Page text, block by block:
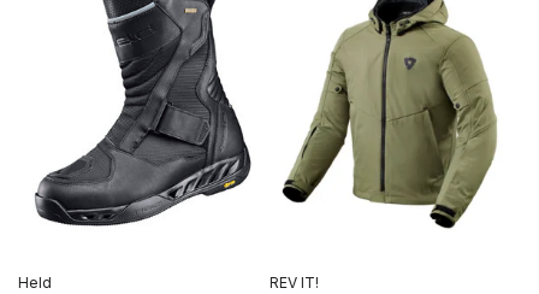
Held REV IT!